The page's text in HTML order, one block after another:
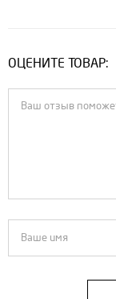
ОЦЕНИТЕ ТОВАР: